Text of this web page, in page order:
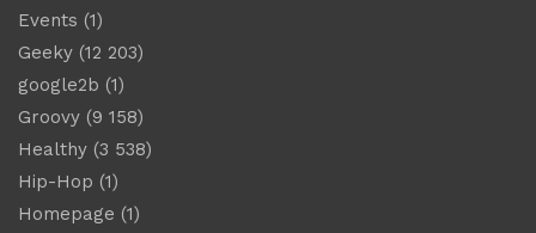
Events (1)
Geeky (12 203)
google2b (1)
Groovy (9 158)
Healthy (3 538)
Hip-Hop (1)
Homepage (1)